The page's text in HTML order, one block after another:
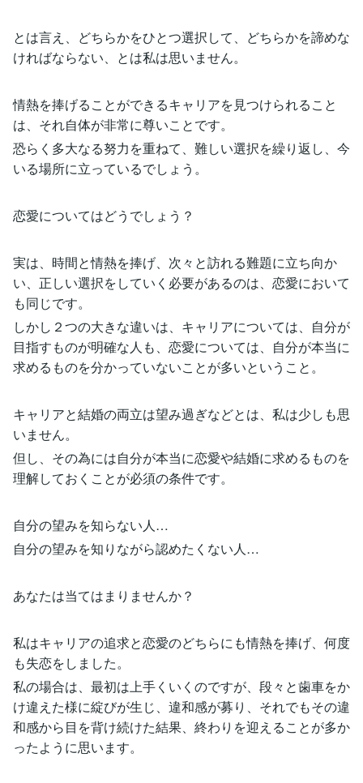
とは言え、どちらかをひとつ選択して、どちらかを諦めな
ければならない、とは私は思いません。
情熱を捧げることができるキャリアを見つけられること
は、それ自体が非常に尊いことです。
恐らく多大なる努力を重ねて、難しい選択を繰り返し、今
いる場所に立っているでしょう。
恋愛についてはどうでしょう？
実は、時間と情熱を捧げ、次々と訪れる難題に立ち向か
い、正しい選択をしていく必要があるのは、恋愛において
も同じです。
しかし２つの大きな違いは、キャリアについては、自分が
目指すものが明確な人も、恋愛については、自分が本当に
求めるものを分かっていないことが多いということ。
キャリアと結婚の両立は望み過ぎなどとは、私は少しも思
いません。
但し、その為には自分が本当に恋愛や結婚に求めるものを
理解しておくことが必須の条件です。
自分の望みを知らない人…
自分の望みを知りながら認めたくない人…
あなたは当てはまりませんか？
私はキャリアの追求と恋愛のどちらにも情熱を捧げ、何度
も失恋をしました。
私の場合は、最初は上手くいくのですが、段々と歯車をか
け違えた様に綻びが生じ、違和感が募り、それでもその違
和感から目を背け続けた結果、終わりを迎えることが多か
ったように思います。